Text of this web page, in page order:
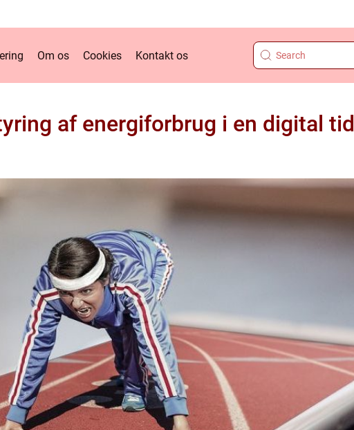
Om os Cookies Kontakt os
af energiforbrug i en digital tid